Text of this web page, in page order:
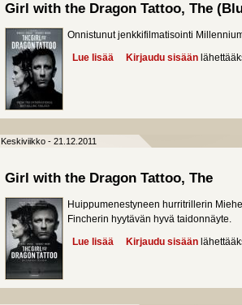
Girl with the Dragon Tattoo, The
Onnistunut jenkkifilmatisointi
Lue lisää about Girl with the Dragon
Kirjaudu sisään
Keskiviikko - 21.12.2011
Girl with the Dragon Tattoo, The
Huippumenestyneen hurritrillerin
Fincherin hyytävän hyvä taidonnäyte.
Lue lisää about Girl with the Dragon
Kirjaudu sisään